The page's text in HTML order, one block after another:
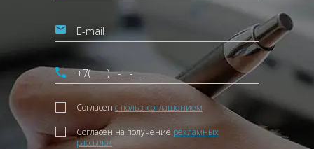
Согласен с польз. соглашением
Согласен на получение рекламных
рассылок